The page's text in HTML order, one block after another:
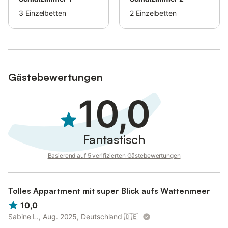
Das ist genau der Urlaub, an den Sie sich noch lange erinnern
werden.
3 Einzelbetten
2 Einzelbetten
Gästebewertungen
10,0
Fantastisch
Basierend auf 5 verifizierten Gästebewertungen
Tolles Appartment mit super Blick aufs Wattenmeer
10,0
Sabine L., Aug. 2025, Deutschland 🇩🇪